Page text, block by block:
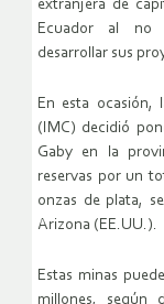
extranjera de
Ecuador al no
desarrollar sus
En esta ocasión,
(IMC) decidió
Gaby en la
reservas por un
onzas de plata,
Arizona (EE.UU.).
Estas minas
millones, según